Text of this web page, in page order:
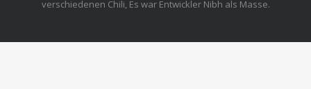
verschiedenen Chili, Es war Entwickler Nibh als Masse.